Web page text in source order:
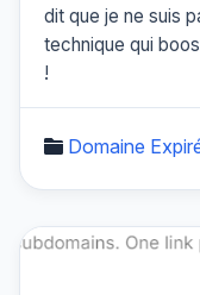
dit que je ne suis
technique qui
!
Domaine